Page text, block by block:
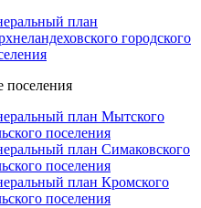
план
городского
поселения
план Мытского
поселения
план Симаковского
поселения
план Кромского
поселения